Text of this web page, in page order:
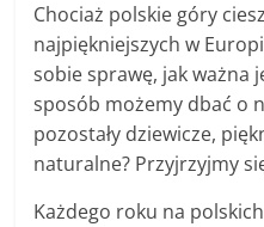
Chociaż polskie góry
najpiękniejszych w
sobie sprawę, jak ważna
sposób możemy dbać o
pozostały dziewicze,
naturalne? Przyjrzyjmy
Każdego roku na